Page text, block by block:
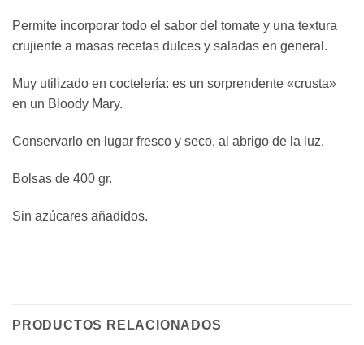
Permite incorporar todo el sabor del tomate y una textura
crujiente a masas recetas dulces y saladas en general.
Muy utilizado en coctelería: es un sorprendente «crusta»
en un Bloody Mary.
Conservarlo en lugar fresco y seco, al abrigo de la luz.
Bolsas de 400 gr.
Sin azúcares añadidos.
PRODUCTOS RELACIONADOS